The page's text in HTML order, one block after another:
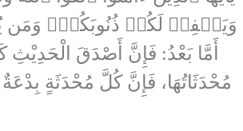
وَيَغۡفِرۡ لَكُمۡ ذُنُوبَكُمۡۗ وَمَن
أَمَّا بَعْدُ: فَإِنَّ أَصْدَقَ الْحَدِيْثِ
مُحْدَثَاتُهَا، فَإِنَّ كُلَّ مُحْدَثَةٍ